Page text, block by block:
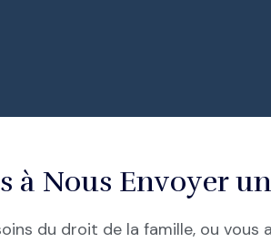
à Nous Envoyer
du droit de la famille, ou vous